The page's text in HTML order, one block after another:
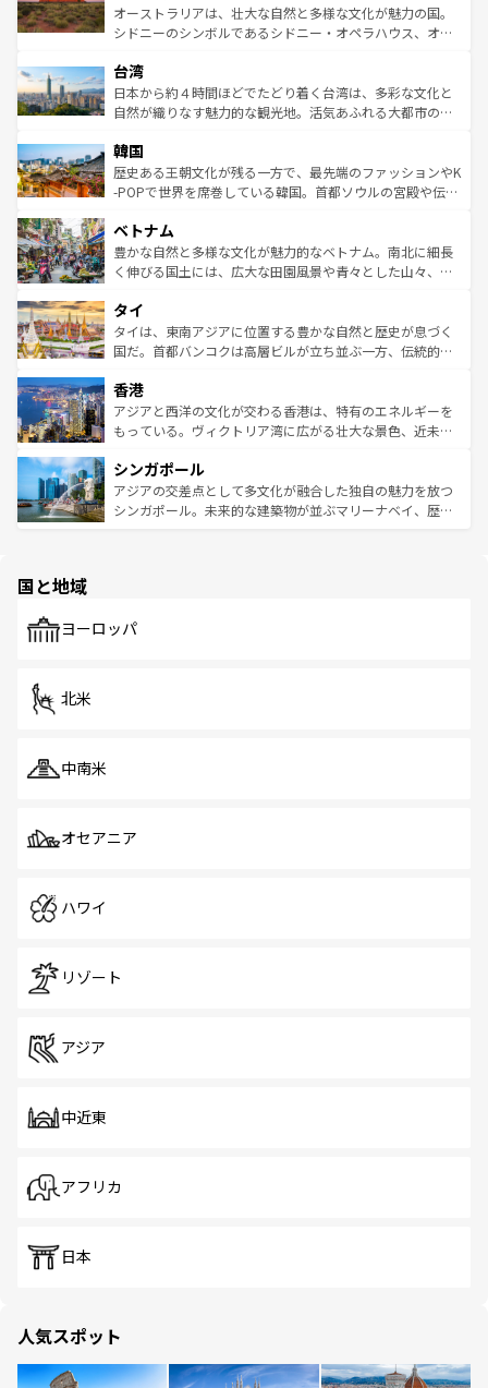
るだろう。車でのロードトリップや列車の旅も、アメリカ
ならではの贅沢な旅のスタイルだ。 なお、新着のアメリカ
情報は コンテンツ一覧 を参照してほしい。
おすすめ。エメラルドグリーンに輝く海をはじめ、豊かな
文化や歴史が息づいている。「アロハスピリット」と呼ば
人々、おいしいローカルフードやハワイアンミュージッ
ク、伝統的なフラダンスなど、すべてがハワイの魅力を彩
っている。訪れるたびに新しい発見と感動が待っているハ
はコンテンツ一覧
オーストラリアは、壮大な自然と多様な文化が魅力の国。
シドニーのシンボルであるシドニー・オペラハウス、オー
リアリーフや大陸中央部にそびえるウルル（エアーズロッ
ク）、タスマニアの美しい原生林やケアンズの熱帯雨林な
ど、見どころがたくさん。また、カフェやワイン、オージ
いる。アクティビティも充実しており、サーフィンやダイ
ビング、ハイキングなど、アウトドア好きにはたまらな
い。オーストラリアの多彩な魅力を存分に味わいつくそ
参照してほしい。
台湾
日本から約４時間ほどでたどり着く台湾は、多彩な文化と
自然が織りなす魅力的な観光地。活気あふれる大都市の台
ン）、静ひつな山岳地帯である台湾東部など、都市の喧騒
と山間の静けさが共存しており、訪れる人に新しい発見と
驚きをもたらしてくれる。また、奥深い台湾の食文化も魅
容にもいいと評判のスイーツなど、バラエティ豊かな料理
が味わえる。 なお、新着の台湾情報は コンテンツ一覧を参
照してほしい。
韓国
歴史ある王朝文化が残る一方で、最先端のファッションやK
-POPで世界を席巻している韓国。首都ソウルの宮殿や伝統
き、地方に足を延ばせば四季折々の自然美を楽しむことが
できる。そして、キムチや焼肉、絶品のストリートフード
まで、さまざまな韓国料理が待っている。夜には、韓国な
リティに包まれながら、韓国の多彩な魅力を心ゆくまで味
わってみてほしい。 なお、新着の韓国情報はコンテンツ一
覧を参照してほしい。
ベトナム
豊かな自然と多様な文化が魅力的なベトナム。南北に細長
く伸びる国土には、広大な田園風景や青々とした山々、世
急速な発展と共に伝統が息づく。ハノイの古い町並みやホ
ーチミン市のフランス統治時代の建物も、独特の雰囲気を
醸し出している。また、バラエティの豊かさとおいしさで
とつ。フォーやバインミー、ベトナムコーヒーなどは、ぜ
ひ現地で味わいたい。どの地域を訪れてもあたたかい人々
が旅行者を迎えてくれるので、きっと忘れられない旅にな
参照してほしい。
タイ
タイは、東南アジアに位置する豊かな自然と歴史が息づく
国だ。首都バンコクは高層ビルが立ち並ぶ一方、伝統的な
の活気が交差している。北部ではチェンマイなどの山岳地
帯で自然と触れ合い、南部ではプーケットやクラビの美し
いビーチでリゾート気分を楽しむことができる。タイ料理
激する。気候は一年中温暖で、どの季節にも異なる楽しみ
が待っている。親しみやすいタイの人々、仏教を中心とし
た文化、そして多様な観光資源が、訪れる旅人を魅了し続
香港
アジアと西洋の文化が交わる香港は、特有のエネルギーを
もっている。ヴィクトリア湾に広がる壮大な景色、近未来
み、どこを訪れても感動するはず。観光スポットが密集し
ており、効率よく見どころを回れるのも魅力。息をのむよ
うな絶景から文化的な体験まで、香港を存分に楽しみ尽く
シンガポール
アジアの交差点として多文化が融合した独自の魅力を放つ
シンガポール。未来的な建築物が並ぶマリーナベイ、歴史
で、ホーカーズは地元の風情を楽しめる外せないスポット
国と地域
ヨーロッパ
北米
中南米
オセアニア
ハワイ
リゾート
アジア
中近東
アフリカ
日本
人気スポット